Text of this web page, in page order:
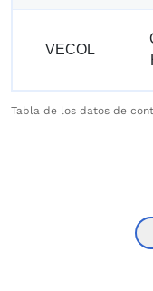
VECOL
Tabla de los datos de